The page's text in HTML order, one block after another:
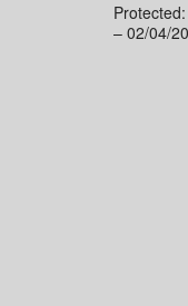
– 02/04/